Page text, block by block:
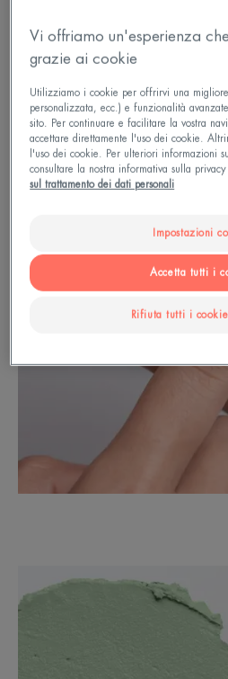
verso l'esterno.
Vi offriamo un'esperienza
grazie ai cookie
Utilizziamo i cookie per offrirvi una
personalizzata, ecc.) e funzionalità
sito. Per continuare e facilitare la vostra
accettare direttamente l'uso dei cookie.
l'uso dei cookie. Per ulteriori informazioni
consultare la nostra informativa sulla
sul trattamento dei dati personali
Impostazioni
Rifiuta tutti i
Accetta tutti i